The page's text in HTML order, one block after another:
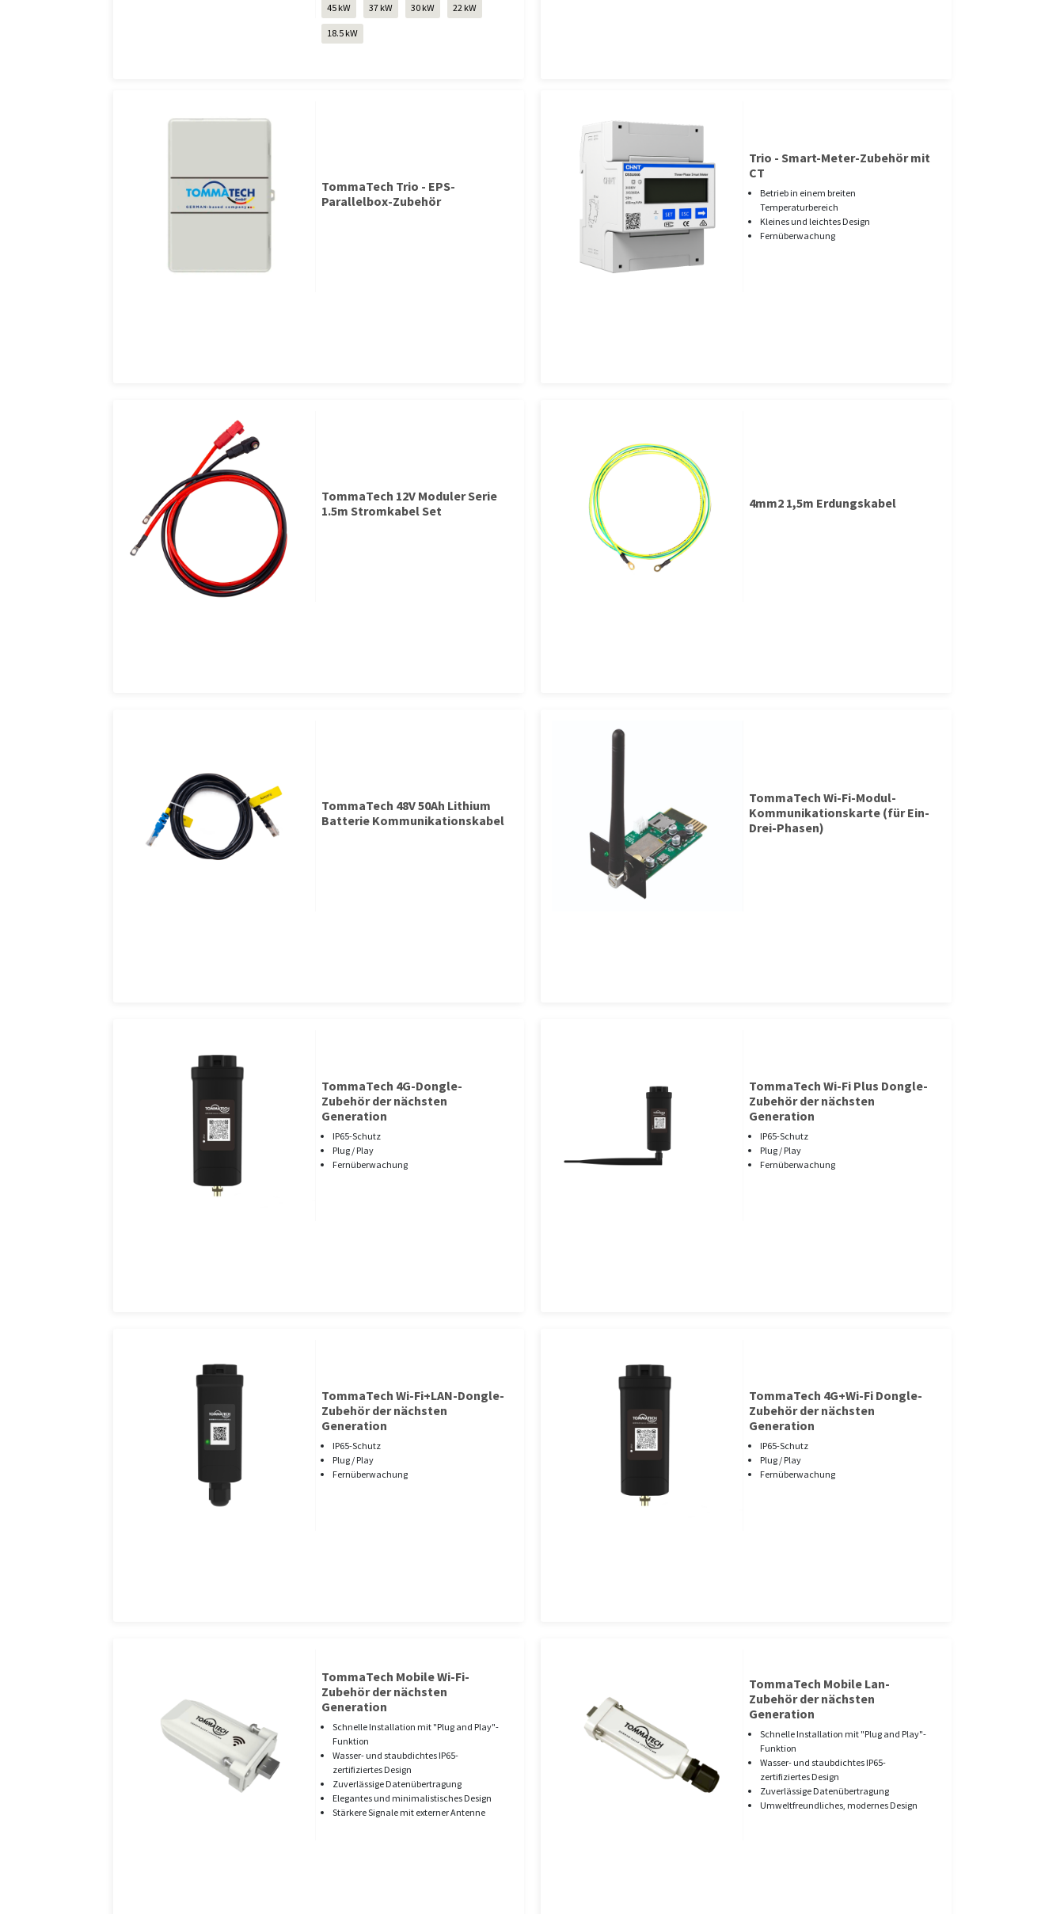
45 kW 37 kW 30 kW 22 kW
18.5 kW
TommaTech Trio - EPS-
Parallelbox-Zubehör
Trio - Smart-Meter-Zubehör mit
CT
Betrieb in einem breiten
Temperaturbereich
Kleines und leichtes Design
Fernüberwachung
TommaTech 12V Moduler Serie
1.5m Stromkabel Set
4mm2 1,5m Erdungskabel
TommaTech 48V 50Ah Lithium
Batterie Kommunikationskabel
TommaTech Wi-Fi-Modul-
Kommunikationskarte (für Ein-
Drei-Phasen)
TommaTech 4G-Dongle-
Zubehör der nächsten
Generation
IP65-Schutz
Plug / Play
Fernüberwachung
TommaTech Wi-Fi Plus Dongle-
Zubehör der nächsten
Generation
IP65-Schutz
Plug / Play
Fernüberwachung
TommaTech Wi-Fi+LAN-Dongle-
Zubehör der nächsten
Generation
IP65-Schutz
Plug / Play
Fernüberwachung
TommaTech 4G+Wi-Fi Dongle-
Zubehör der nächsten
Generation
IP65-Schutz
Plug / Play
Fernüberwachung
TommaTech Mobile Wi-Fi-
Zubehör der nächsten
Generation
Schnelle Installation mit "Plug and Play"-
Funktion
Wasser- und staubdichtes IP65-
zertifiziertes Design
Zuverlässige Datenübertragung
Elegantes und minimalistisches Design
Stärkere Signale mit externer Antenne
TommaTech Mobile Lan-
Zubehör der nächsten
Generation
Schnelle Installation mit "Plug and Play"-
Funktion
Wasser- und staubdichtes IP65-
zertifiziertes Design
Zuverlässige Datenübertragung
Umweltfreundliches, modernes Design